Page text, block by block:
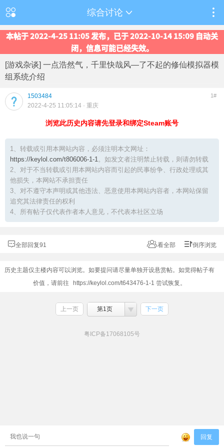
综合讨论
本帖于 2022-4-25 11:05 发布，已于 2022-10-14 15:09 自动关
闭，信息可能已经失效。
[游戏杂谈] 一点浩然气，千里快哉风—了不起的修仙模拟器模
组系统介绍
1503484 1#
2022-4-25 11:05:14 · 重庆
浏览此历史内容请先登录和绑定Steam账号
1、转载或引用本网站内容，必须注明本文网址：
https://keylol.com/t806006-1-1。如发文者注明禁止转载，则请勿转载
2、对于不当转载或引用本网站内容而引起的民事纷争、行政处理或其
他损失，本网站不承担责任
3、对不遵守本声明或其他违法、恶意使用本网站内容者，本网站保留
追究其法律责任的权利
4、所有帖子仅代表作者本人意见，不代表本社区立场
全部回复91 看全部 倒序浏览
历史主题仅主楼内容可以浏览。如要提问请尽量单独开设悬赏帖。如觉得帖子有
价值，请前往
https://keylol.com/t643476-1-1 尝试恢复。
上一页 第1页 下一页
粤ICP备17068105号